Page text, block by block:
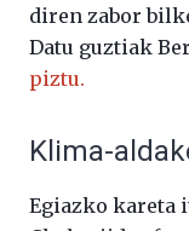
diren zabor
Datu guztiak
piztu.
Klima-
Egiazko kareta